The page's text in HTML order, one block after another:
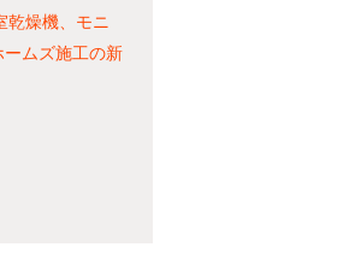
乾燥機、モニ
ムズ施工の新